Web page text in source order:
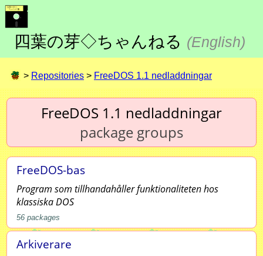
四葉の芽◇ちゃんねる (English)
> Repositories > FreeDOS 1.1 nedladdningar
FreeDOS 1.1 nedladdningar
package groups
FreeDOS-bas
Program som tillhandahåller funktionaliteten hos
klassiska DOS
56 packages
Arkiverare